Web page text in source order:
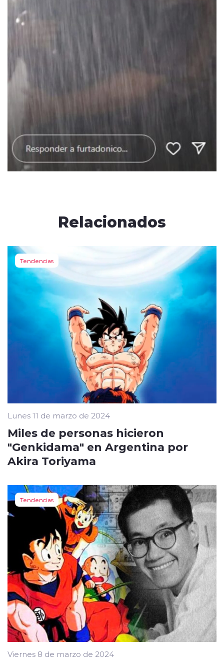
Relacionados
Tendencias
Lunes 11 de marzo de 2024
Miles de personas hicieron
"Genkidama" en Argentina por
Akira Toriyama
Tendencias
Viernes 8 de marzo de 2024